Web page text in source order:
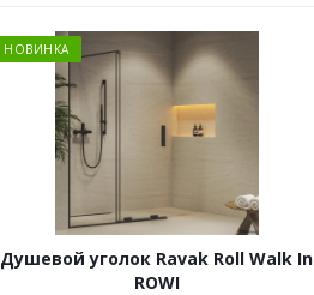
НОВИНКА
Душевой уголок Ravak Roll Walk In
ROWI